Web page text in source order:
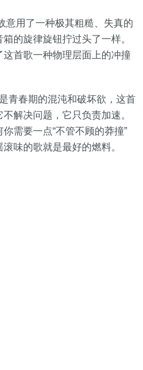
意用了一种极其粗糙、失真的
的旋律旋钮拧过头了一样。
首歌一种物理层面上的冲撞
青春期的混沌和破坏欲，这首
解决问题，它只负责加速。
需要一点“不管不顾的莽撞”
味的歌就是最好的燃料。